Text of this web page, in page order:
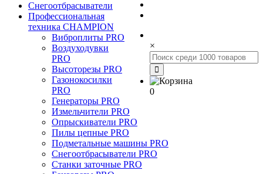
×
0
Снегоотбрасыватели
Профессиональная
техника CHAMPION
Виброплиты PRO
Воздуходувки
PRO
Высоторезы PRO
Газонокосилки
PRO
Генераторы PRO
Измельчители PRO
Опрыскиватели PRO
Пилы цепные PRO
Подметальные машины PRO
Снегоотбрасыватели PRO
Станки заточные PRO